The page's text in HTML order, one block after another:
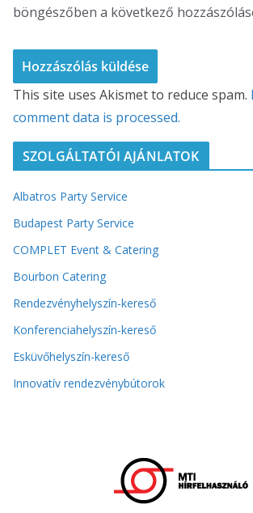
böngészőben a következő
This site uses Akismet to reduce spam.
comment data is processed.
SZOLGÁLTATÓI AJÁNLATOK
Albatros Party Service
Budapest Party Service
COMPLET Event & Catering
Bourbon Catering
Rendezvényhelyszín-kereső
Konferenciahelyszín-kereső
Esküvőhelyszín-kereső
Innovatív rendezvénybútorok